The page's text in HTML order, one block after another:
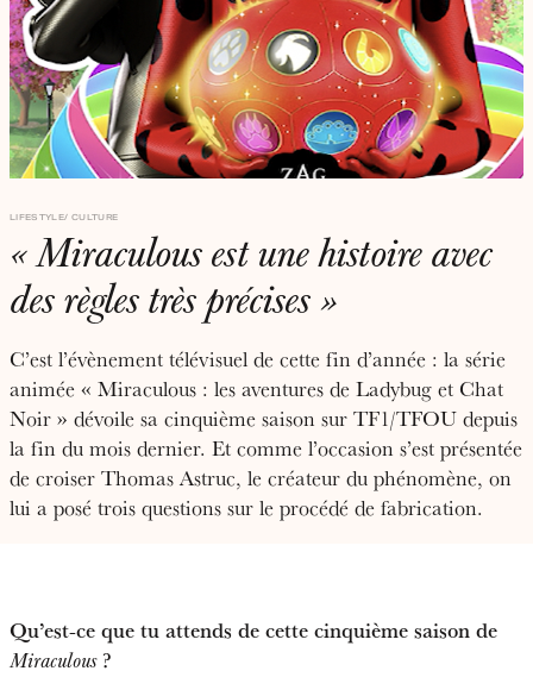
CULTURE
LIFESTYLE
« Miraculous est une histoire avec
des règles très précises »
C’est l’évènement télévisuel de cette fin d’année : la série
animée « Miraculous : les aventures de Ladybug et Chat
Noir » dévoile sa cinquième saison sur TF1/TFOU depuis
la fin du mois dernier. Et comme l’occasion s’est présentée
de croiser Thomas Astruc, le créateur du phénomène, on
lui a posé trois questions sur le procédé de fabrication.
Qu’est-ce que tu attends de cette cinquième saison de
Miraculous?